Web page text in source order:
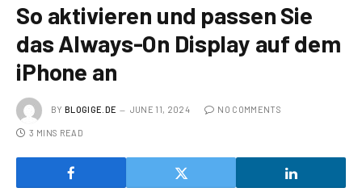
So aktivieren und passen Sie
das Always-On Display auf dem
iPhone an
BY BLOGIGE.DE JUNE 11, 2024 NO COMMENTS
3 MINS READ